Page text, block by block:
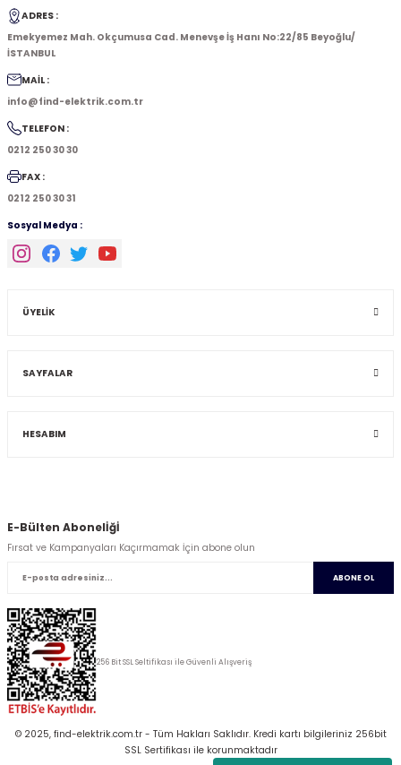
ADRES :
Emekyemez Mah. Okçumusa Cad. Menevşe İş Hanı No:22/85 Beyoğlu/
İSTANBUL
MAİL :
info@find-elektrik.com.tr
TELEFON :
0212 250 30 30
FAX :
0212 250 30 31
Sosyal Medya :
ÜYELİK
SAYFALAR
HESABIM
E-Bülten Abonelİğİ
Fırsat ve Kampanyaları Kaçırmamak İçin abone olun
ABONE OL
256 Bit SSL Seltifikası ile Güvenli Alışveriş
© 2025, find-elektrik.com.tr - Tüm Hakları Saklıdır. Kredi kartı bilgileriniz 256bit
SSL Sertifikası ile korunmaktadır